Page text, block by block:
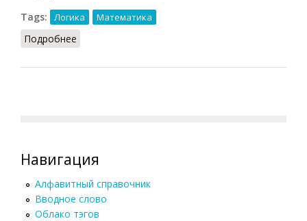
Tags:
Логика Математика
Подробнее
Навигация
Алфавитный справочник
Вводное слово
Облако тэгов